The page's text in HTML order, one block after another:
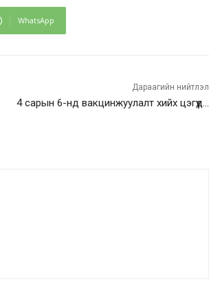
WhatsApp
Дараагийн нийтлэл
4 сарын 6-нд вакцинжуулалт хийх цэгүүд…